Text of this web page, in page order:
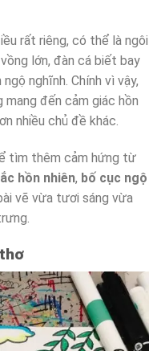
rất riêng, có thể là ngôi
lớn, đàn cá biết bay
nghĩnh. Chính vì vậy,
mang đến cảm giác hồn
nhiều chủ đề khác.
tìm thêm cảm hứng từ
hồn nhiên, bố cục ngộ
vẽ vừa tươi sáng vừa